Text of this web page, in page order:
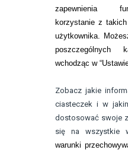
zapewnienia
korzystanie z
użytkownika.
poszczególnych
wchodząc w
Zobacz jakie
ciasteczek i w
dostosować swoje
się na wszystkie
warunki
KONTAKT
telefon:
22 113 44 42
telefon:
732 08 08 72